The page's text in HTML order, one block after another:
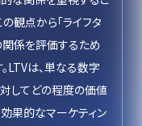
観点から「ライフタ
関係を評価するため
LTVは、単なる数字
してどの程度の価値
果的なマーケティン